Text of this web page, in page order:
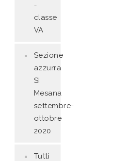
-
classe
VA
Sezione
azzurra
SI
Mesana
settembre-
ottobre
2020
Tutti